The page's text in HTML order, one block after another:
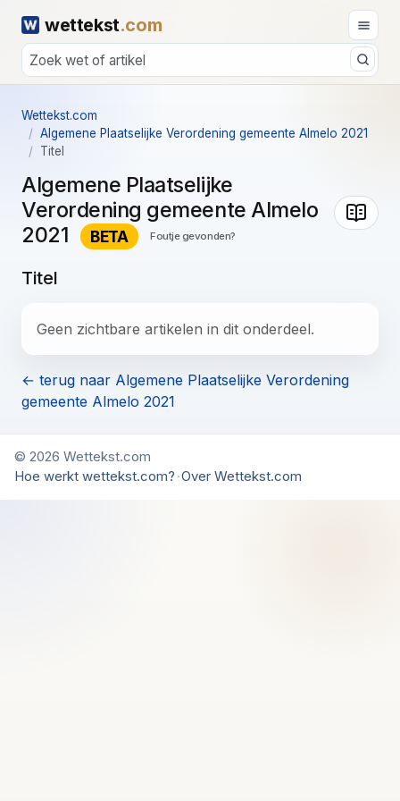
wettekst.com
Wettekst.com
Algemene Plaatselijke Verordening gemeente Almelo 2021
Titel
Algemene Plaatselijke
Verordening gemeente Almelo
2021
BETA Foutje gevonden?
Titel
Geen zichtbare artikelen in dit onderdeel.
← terug naar Algemene Plaatselijke Verordening
gemeente Almelo 2021
© 2026 Wettekst.com
Hoe werkt wettekst.com? ·Over Wettekst.com